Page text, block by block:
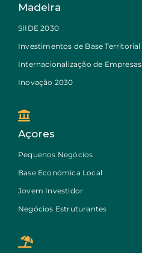
Madeira
SIIDE 2030
Investimentos de Base Territorial
Internacionalização de Empresas
Inovação 2030
Açores
Pequenos Negócios
Base Económica Local
Jovem Investidor
Negócios Estruturantes